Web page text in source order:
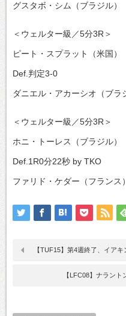
グスタボ・シム（ブラジル）
＜ウェルター級／5分3R＞
ピート・スプラット（米国）
Def.判定3-0
ダニエル・アカーシオ（ブラ
＜ウェルター級／5分3R＞
ホニ・トーレス（ブラジル）
Def.1R0分22秒 by TKO
ファリド・ケダー（フランス）
【TUF15】第4週終了、イア
【LFC08】ナラン